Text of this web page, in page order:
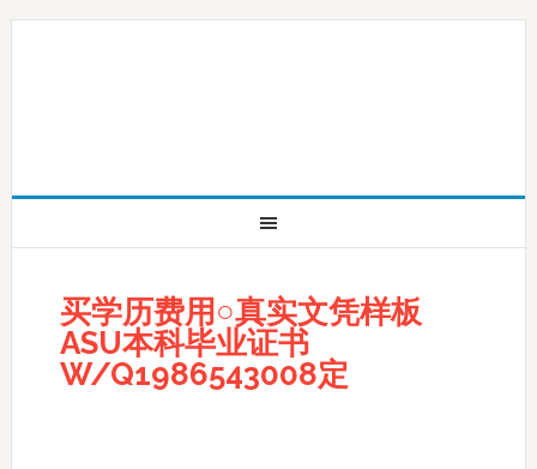
买学历费用○真实文凭样板
ASU本科毕业证书
W/Q1986543008定